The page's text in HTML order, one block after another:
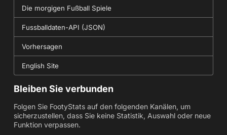
Die morgigen Fußball Spiele
Fussballdaten-API (JSON)
Vorhersagen
English Site
Bleiben Sie verbunden
Folgen Sie FootyStats auf den folgenden Kanälen, um
sicherzustellen, dass Sie keine Statistik, Auswahl oder neue
Funktion verpassen.